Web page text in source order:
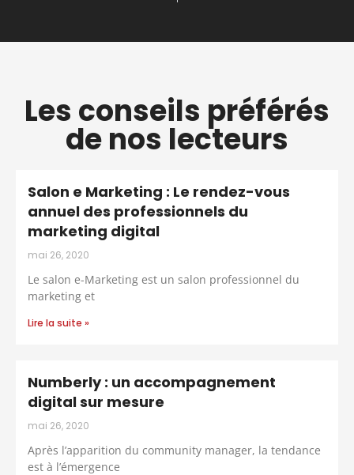
Les conseils préférés
de nos lecteurs
Salon e Marketing : Le rendez-vous
annuel des professionnels du
marketing digital
mai 26, 2020
Le salon e-Marketing est un salon professionnel du
marketing et
Lire la suite »
Numberly : un accompagnement
digital sur mesure
mai 26, 2020
Après l’apparition du community manager, la tendance
est à l’émergence